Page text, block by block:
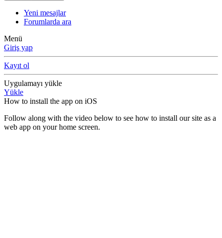
Yeni mesajlar
Forumlarda ara
Menü
Giriş yap
Kayıt ol
Uygulamayı yükle
Yükle
How to install the app on iOS
Follow along with the video below to see how to install our site as a
web app on your home screen.